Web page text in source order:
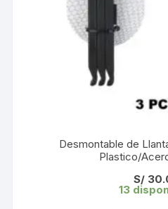
Desmontable de
Plastico/
S/
13